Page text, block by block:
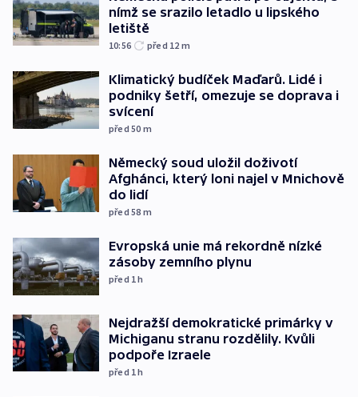
nímž se srazilo letadlo u lipského
letiště
10:56 před 12 m
Klimatický budíček Maďarů. Lidé i
podniky šetří, omezuje se doprava i
svícení
před 50 m
Německý soud uložil doživotí
Afghánci, který loni najel v Mnichově
do lidí
před 58 m
Evropská unie má rekordně nízké
zásoby zemního plynu
před 1h
Nejdražší demokratické primárky v
Michiganu stranu rozdělily. Kvůli
podpoře Izraele
před 1h